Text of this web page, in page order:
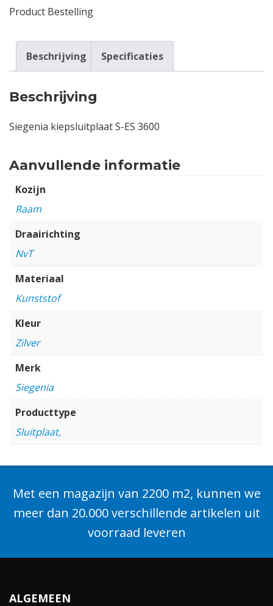
Product Bestelling
Beschrijving Specificaties
Beschrijving
Siegenia kiepsluitplaat S-ES 3600
Aanvullende informatie
Kozijn
Raam
Draairichting
NvT
Materiaal
Kunststof
Kleur
Zilver
Merk
Siegenia
Producttype
Sluitplaat,
Met een magazijn van 2200 m2, kunnen we
meer dan 20.000 verschillende artikelen uit
voorraad leveren
ALGEMEEN